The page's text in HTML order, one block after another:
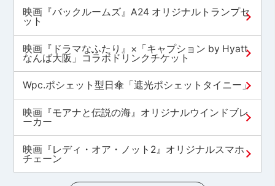
映画『バックルームズ』A24 オリジナルトランプセ
ット
映画『ドラマなふたり』×「キャプション by Hyatt
なんば大阪」コラボドリンクチケット
Wpc.ポシェット型日傘「遮光ポシェットタイニー」
映画『モアナと伝説の海』オリジナルウインドブレ
ーカー
映画『レディ・オア・ノット2』オリジナルスマホ
チェーン